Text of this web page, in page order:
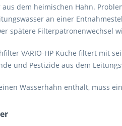
dem heimischen Hahn.
an einer
spätere Filterpatronenwechsel
VARIO-HP Küche filtert mit
und Pestizide aus dem
Wasserhahn enthält, muss